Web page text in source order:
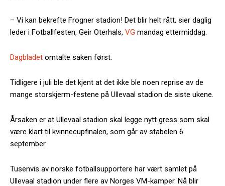
– Vi kan bekrefte Frogner stadion! Det blir helt rått, sier daglig
leder i Fotballfesten, Geir Oterhals, VG mandag ettermiddag.
Dagbladet omtalte saken først.
Tidligere i juli ble det kjent at det ikke ble noen reprise av de
mange storskjerm-festene på Ullevaal stadion de siste ukene.
Årsaken er at Ullevaal stadion skal legge nytt gress som skal
være klart til kvinnecupfinalen, som går av stabelen 6.
september.
Tusenvis av norske fotballsupportere har vært samlet på
Ullevaal stadion under flere av Norges VM-kamper. Nå blir